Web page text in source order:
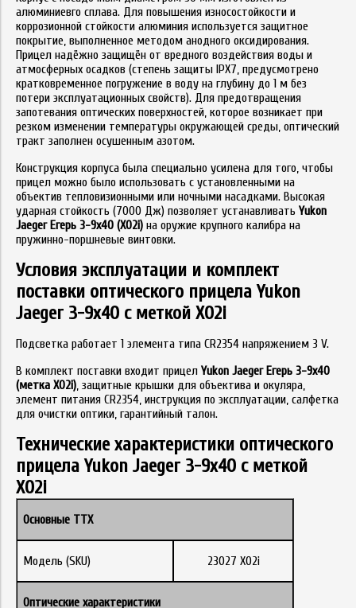
алюминиевго сплава. Для повышения износостойкости и
коррозионной стойкости алюминия используется защитное
покрытие, выполненное методом анодного оксидирования.
Прицел надёжно защищён от вредного воздействия воды и
атмосферных осадков (степень защиты IPX7, предусмотрено
кратковременное погружение в воду на глубину до 1 м без
потери эксплуатационных свойств). Для предотвращения
запотевания оптических поверхностей, которое возникает при
резком изменении температуры окружающей среды, оптический
тракт заполнен осушенным азотом.
Конструкция корпуса была специально усилена для того, чтобы
прицел можно было использовать с установленными на
объектив тепловизионными или ночными насадками. Высокая
ударная стойкость (7000 Дж) позволяет устанавливать Yukon
Jaeger Егерь 3-9х40 (X02i) на оружие крупного калибра на
пружинно-поршневые винтовки.
Условия эксплуатации и комплект
поставки оптического прицела Yukon
Jaeger 3-9x40 с меткой X02i
Подсветка работает 1 элемента типа CR2354 напряжением 3 V.
В комплект поставки входит прицел Yukon Jaeger Егерь 3-9х40
(метка X02i), защитные крышки для объектива и окуляра,
элемент питания CR2354, инструкция по эксплуатации, салфетка
для очистки оптики, гарантийный талон.
Технические характеристики оптического
прицела Yukon Jaeger 3-9x40 с меткой
X02i
Основные ТТХ
Модель (SKU) 23027 X02i
Оптические характеристики